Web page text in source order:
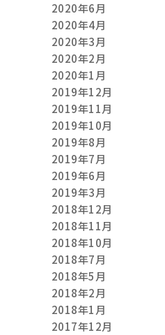
2020年6月
2020年4月
2020年3月
2020年2月
2020年1月
2019年12月
2019年11月
2019年10月
2019年8月
2019年7月
2019年6月
2019年3月
2018年12月
2018年11月
2018年10月
2018年7月
2018年5月
2018年2月
2018年1月
2017年12月